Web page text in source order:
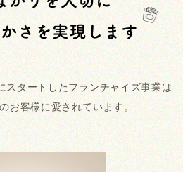
スタートしたフランチャイズ事業は
お客様に愛されています。